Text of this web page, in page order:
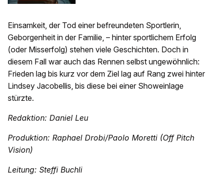
Einsamkeit, der Tod einer befreundeten Sportlerin,
Geborgenheit in der Familie, – hinter sportlichem Erfolg
(oder Misserfolg) stehen viele Geschichten. Doch in
diesem Fall war auch das Rennen selbst ungewöhnlich:
Frieden lag bis kurz vor dem Ziel lag auf Rang zwei hinter
Lindsey Jacobellis, bis diese bei einer Showeinlage
stürzte.
Redaktion: Daniel Leu
Produktion: Raphael Drobi/Paolo Moretti (Off Pitch
Vision)
Leitung: Steffi Buchli